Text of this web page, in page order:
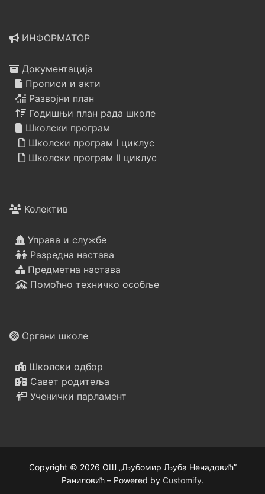
ИНФОРМАТОР
Документација
Прописи и акти
Развојни план
Годишњи план рада школе
Школски програм
Школски програм I циклус
Школски програм II циклус
Колектив
Управа и службе
Разредна настава
Предметна настава
Помоћно техничко особље
Органи школе
Школски одбор
Савет родитеља
Ученички парламент
Copyright © 2026 ОШ „Љубомир Љуба Ненадовић”
Раниловић – Powered by Customify.